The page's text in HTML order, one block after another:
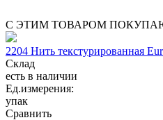
С ЭТИМ ТОВАРОМ
2204 Нить текстурированная
Склад
есть в наличии
Ед.измерения:
упак
Сравнить